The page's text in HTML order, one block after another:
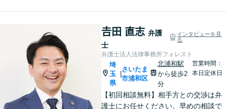
𠮷田 直志 弁護
士
インタビューを見
る
弁護士法人法律事務所フォレスト
埼
玉
県
さいたま
市浦和区
北浦和駅
から徒歩2
分
営業時間：
本日定休日
【初回相談無料】相手方との交渉は弁
護士にお任せください。早めの相談で